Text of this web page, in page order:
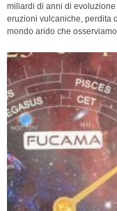
miliardi di anni di
eruzioni vulcaniche, perdita
mondo arido che